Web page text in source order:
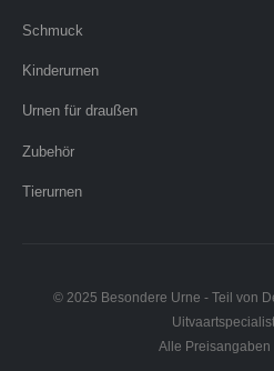
Schmuck
Kinderurnen
Urnen für draußen
Zubehör
Tierurnen
© 2025 Besondere Urne - Teil von
Alle Preisangaben